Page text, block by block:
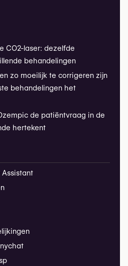
CO2-laser: dezelfde
behandelingen
zo moeilijk te corrigeren zijn
behandelingen het
de patiëntvraag in de
hertekent
Assistant